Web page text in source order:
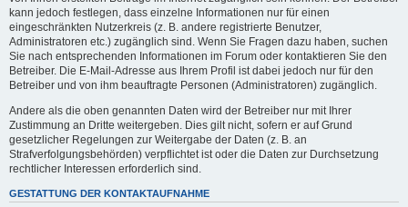
kann jedoch festlegen, dass einzelne Informationen nur für einen
eingeschränkten Nutzerkreis (z. B. andere registrierte Benutzer,
Administratoren etc.) zugänglich sind. Wenn Sie Fragen dazu haben, suchen
Sie nach entsprechenden Informationen im Forum oder kontaktieren Sie den
Betreiber. Die E-Mail-Adresse aus Ihrem Profil ist dabei jedoch nur für den
Betreiber und von ihm beauftragte Personen (Administratoren) zugänglich.
Andere als die oben genannten Daten wird der Betreiber nur mit Ihrer
Zustimmung an Dritte weitergeben. Dies gilt nicht, sofern er auf Grund
gesetzlicher Regelungen zur Weitergabe der Daten (z. B. an
Strafverfolgungsbehörden) verpflichtet ist oder die Daten zur Durchsetzung
rechtlicher Interessen erforderlich sind.
GESTATTUNG DER KONTAKTAUFNAHME